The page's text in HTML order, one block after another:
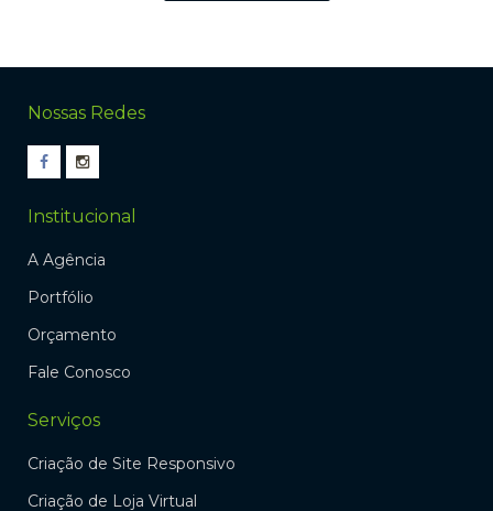
Nossas Redes
Institucional
A Agência
Portfólio
Orçamento
Fale Conosco
Serviços
Criação de Site Responsivo
Criação de Loja Virtual